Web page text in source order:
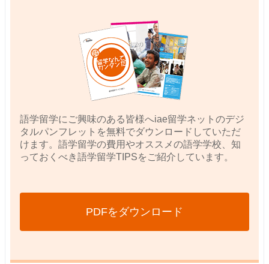
語学留学にご興味のある皆様へiae留学ネットのデジ
タルパンフレットを無料でダウンロードしていただ
けます。語学留学の費用やオススメの語学学校、知
っておくべき語学留学TIPSをご紹介しています。
PDFをダウンロード